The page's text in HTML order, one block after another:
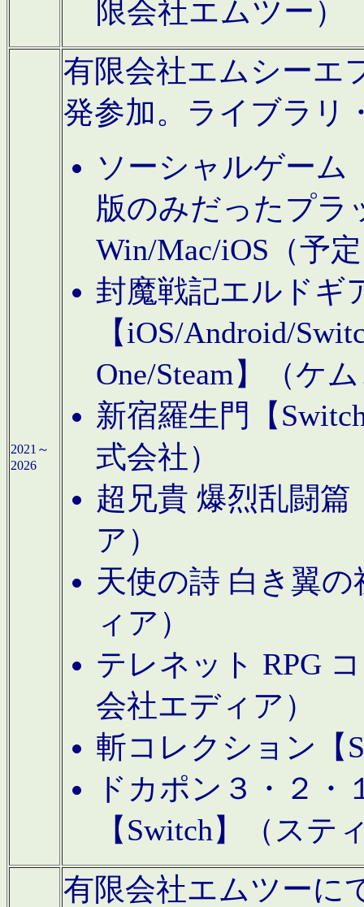
限会社エムツー）
2021～
2026
有限会社エムシーエ
発参加。ライブラリ
ソーシャルゲーム
版のみだったプラ
Win/Mac/iOS（予
封魔戦記エルドギ
【iOS/Android/
One/Steam】（ケ
新宿羅生門【
式会社）
超兄貴 爆烈乱闘篇
ア）
天使の詩 白き翼
ィア）
テレネット RPG
会社エディア）
斬コレクション【
ドカポン３・２
【Switch】（ステ
有限会社エムツーに